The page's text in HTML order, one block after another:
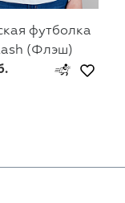
футболка
(Флэш)